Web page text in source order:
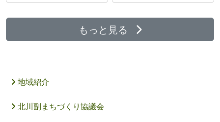
もっと見る
地域紹介
北川副まちづくり協議会